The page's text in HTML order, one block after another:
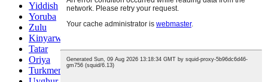
Yiddish
Yoruba
Zulu
Kinyarwanda
Tatar
Oriya
Turkmen